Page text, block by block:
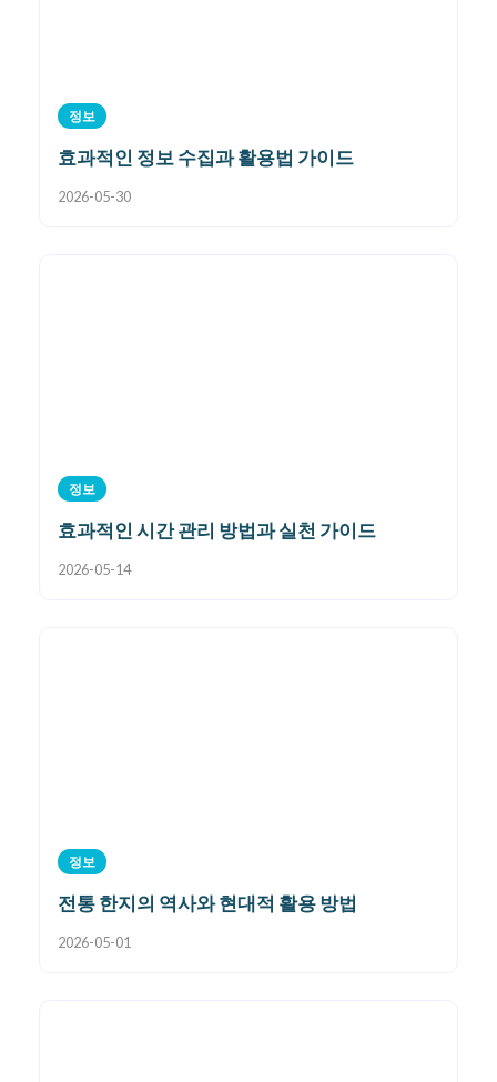
정보
효과적인 정보 수집과 활용법 가이드
2026-05-30
정보
효과적인 시간 관리 방법과 실천 가이드
2026-05-14
정보
전통 한지의 역사와 현대적 활용 방법
2026-05-01